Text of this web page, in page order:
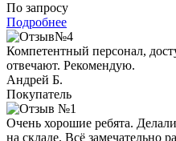
По запросу
Подробнее
Компетентный персонал,
отвечают. Рекомендую.
Андрей Б.
Покупатель
Очень хорошие ребята.
на складе. Всё замечательно